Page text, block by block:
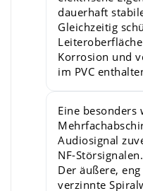
dauerhaft
Gleichzeitig
Korrosion und
im PVC
Eine
Audiosignal
NF-Störsignalen.
Der äußere,
verzinnte